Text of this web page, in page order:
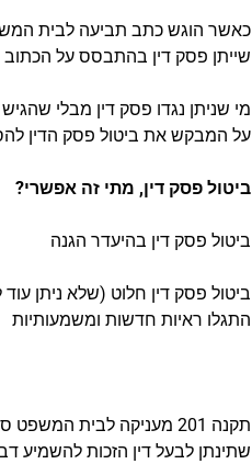
כאשר הוגש כתב תביעה לבית
שייתן פסק דין בהתבסס על
מי שניתן נגדו פסק דין מבלי שהגיש כתב הגנה
על המבקש את ביטול פסק הדין
ביטול פסק דין, מתי זה אפשרי?
ביטול פסק דין בהיעדר הגנה
ביטול פסק דין חלוט (שלא ניתן
התגלו ראיות חדשות ומשמעותיות
תקנה 201 מעניקה לבית
שתינתן לבעל דין הזכות להשמיע